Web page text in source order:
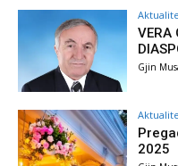
VERA
Gjin
2025